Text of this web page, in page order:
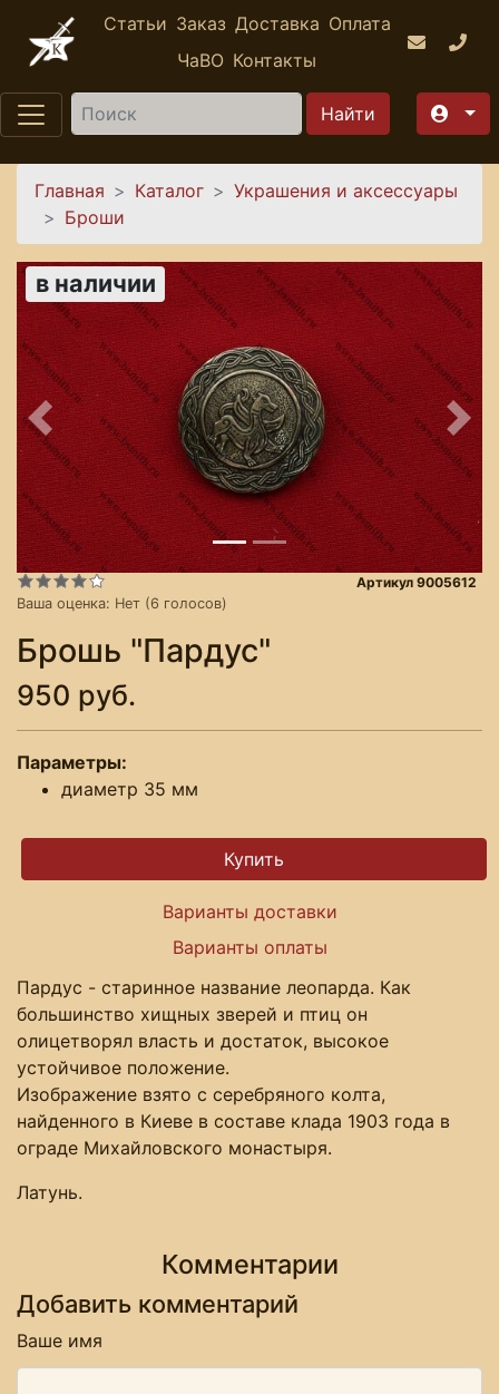
Перейти к основному содержанию
Статьи Заказ Доставка Оплата
ЧаВО Контакты
Найти
Вы здесь
Главная Каталог
Украшения и аксессуары
Броши
в наличии
Предыдущее
Ваша оценка: Нет (6 голосов)
Артикул 9005612
Брошь "Пардус"
950 руб.
Параметры:
диаметр 35 мм
Варианты доставки
Варианты оплаты
Пардус - старинное название леопарда. Как
большинство хищных зверей и птиц он
олицетворял власть и достаток, высокое
устойчивое положение.
Изображение взято с серебряного колта,
найденного в Киеве в составе клада 1903 года в
ограде Михайловского монастыря.
Латунь.
Комментарии
Добавить комментарий
Ваше имя